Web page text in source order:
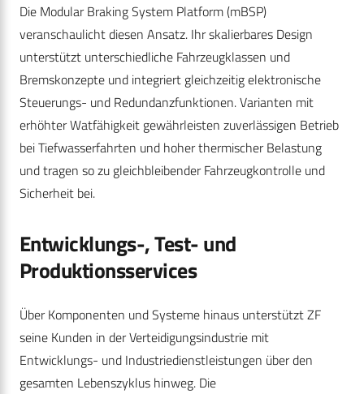
Die Modular Braking System Platform (mBSP)
veranschaulicht diesen Ansatz. Ihr skalierbares Design
unterstützt unterschiedliche Fahrzeugklassen und
Bremskonzepte und integriert gleichzeitig elektronische
Steuerungs- und Redundanzfunktionen. Varianten mit
erhöhter Watfähigkeit gewährleisten zuverlässigen Betrieb
bei Tiefwasserfahrten und hoher thermischer Belastung
und tragen so zu gleichbleibender Fahrzeugkontrolle und
Sicherheit bei.
Entwicklungs-, Test- und
Produktionsservices
Über Komponenten und Systeme hinaus unterstützt ZF
seine Kunden in der Verteidigungsindustrie mit
Entwicklungs- und Industriedienstleistungen über den
gesamten Lebenszyklus hinweg. Die